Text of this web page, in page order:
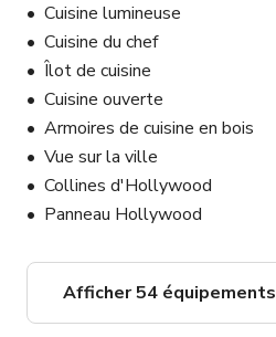
Cuisine lumineuse
Cuisine du chef
Îlot de cuisine
Cuisine ouverte
Armoires de cuisine en bois
Vue sur la ville
Collines d'Hollywood
Panneau Hollywood
Afficher 54 équipements